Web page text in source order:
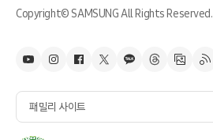
Copyright© SAMSUNG All Rights Reserved.
패밀리 사이트